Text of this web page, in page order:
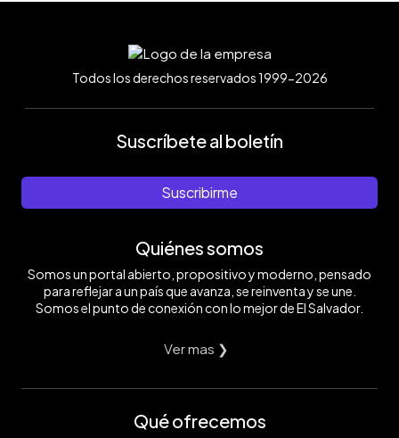
Todos los derechos reservados 1999-2026
Suscríbete al boletín
Suscribirme
Quiénes somos
Somos un portal abierto, propositivo y moderno, pensado
para reflejar a un país que avanza, se reinventa y se une.
Somos el punto de conexión con lo mejor de El Salvador.
Ver mas ❯
Qué ofrecemos